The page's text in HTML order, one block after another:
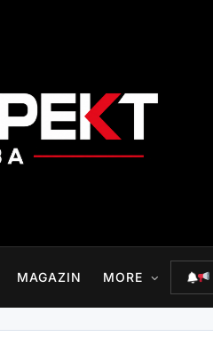
MAGAZIN MORE